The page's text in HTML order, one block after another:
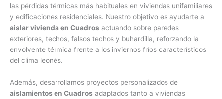
las pérdidas térmicas más habituales en viviendas unifamiliares
y edificaciones residenciales. Nuestro objetivo es ayudarte a
aislar vivienda en Cuadros actuando sobre paredes
exteriores, techos, falsos techos y buhardilla, reforzando la
envolvente térmica frente a los inviernos fríos característicos
del clima leonés.
Además, desarrollamos proyectos personalizados de
aislamientos en Cuadros adaptados tanto a viviendas